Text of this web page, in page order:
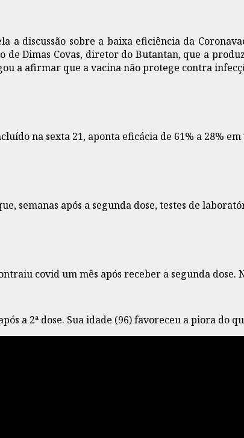
a discussão sobre a baixa eficiência da
de Dimas Covas, diretor do Butantan, que a
a afirmar que a vacina não protege contra
na sexta 21, aponta eficácia de 61% a 28%
semanas após a segunda dose, testes de
covid um mês após receber a segunda dose.
a 2ª dose. Sua idade (96) favoreceu a piora do